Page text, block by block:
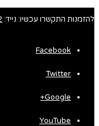
להזמנות התקשרו עכשיו: נייד:
Facebook
Twitter
Google+
YouTube